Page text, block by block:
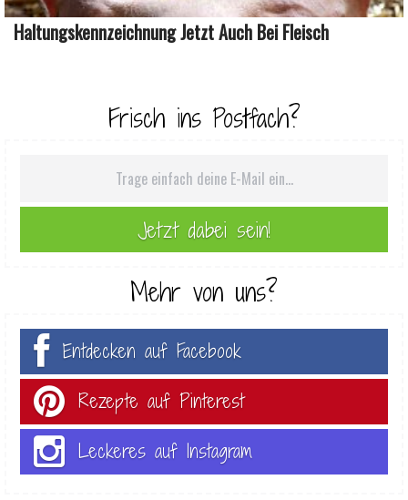
Haltungskennzeichnung Jetzt Auch Bei Fleisch
Frisch ins Postfach?
Mehr von uns?
Entdecken auf Facebook
Rezepte auf Pinterest
Leckeres auf Instagram